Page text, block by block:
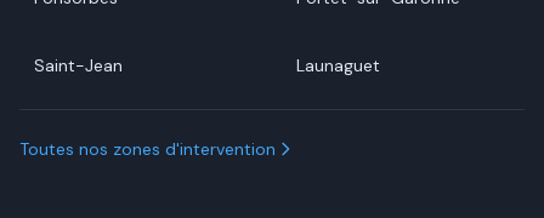
Saint-Jean Launaguet
Toutes nos zones d'intervention